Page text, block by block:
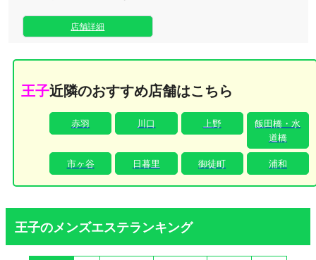
よる、礼儀作法、所作、技術をかねそろえたセラピストにて
最高峰の施術をご堪能くださいませ。
店舗詳細
王子近隣のおすすめ店舗はこちら
赤羽 川口 上野
飯田橋・水
道橋
市ヶ谷
日暮里 御徒町 浦和
王子のメンズエステランキング